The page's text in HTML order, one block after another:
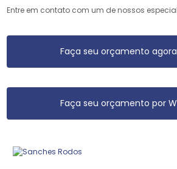
Entre em contato com um de nossos
Faça seu orçamento
Faça seu orçamento por